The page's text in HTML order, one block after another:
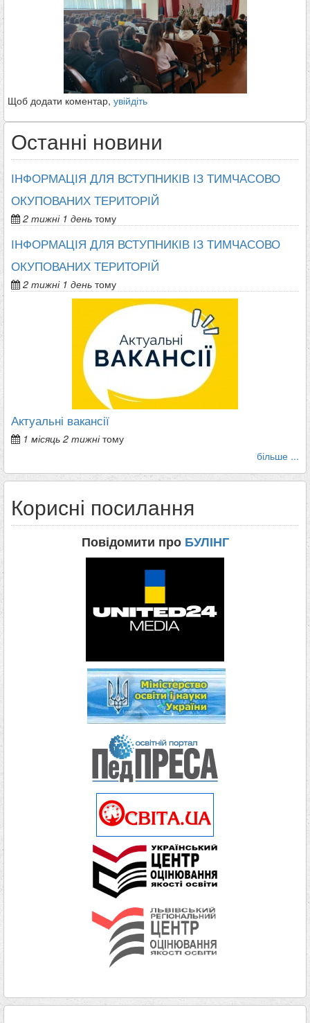
Щоб додати коментар, увійдіть
Останні новини
ІНФОРМАЦІЯ ДЛЯ ВСТУПНИКІВ ІЗ ТИМЧАСОВО
ОКУПОВАНИХ ТЕРИТОРІЙ
2 тижні 1 день тому
ІНФОРМАЦІЯ ДЛЯ ВСТУПНИКІВ ІЗ ТИМЧАСОВО
ОКУПОВАНИХ ТЕРИТОРІЙ
2 тижні 1 день тому
Актуальні вакансії
1 місяць 2 тижнітому
більше ...
Корисні посилання
Повідомити про БУЛІНГ